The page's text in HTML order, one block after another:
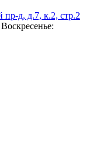
д, д.7, к.2, стр.2
Воскресенье: